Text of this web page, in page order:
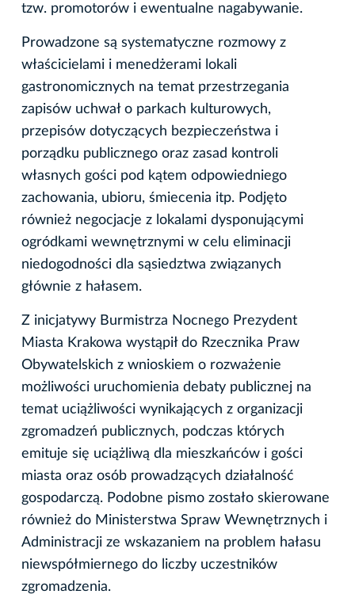
tzw. promotorów i ewentualne nagabywanie.
Prowadzone są systematyczne rozmowy z
właścicielami i menedżerami lokali
gastronomicznych na temat przestrzegania
zapisów uchwał o parkach kulturowych,
przepisów dotyczących bezpieczeństwa i
porządku publicznego oraz zasad kontroli
własnych gości pod kątem odpowiedniego
zachowania, ubioru, śmiecenia itp. Podjęto
również negocjacje z lokalami dysponującymi
ogródkami wewnętrznymi w celu eliminacji
niedogodności dla sąsiedztwa związanych
głównie z hałasem.
Z inicjatywy Burmistrza Nocnego Prezydent
Miasta Krakowa wystąpił do Rzecznika Praw
Obywatelskich z wnioskiem o rozważenie
możliwości uruchomienia debaty publicznej na
temat uciążliwości wynikających z organizacji
zgromadzeń publicznych, podczas których
emituje się uciążliwą dla mieszkańców i gości
miasta oraz osób prowadzących działalność
gospodarczą. Podobne pismo zostało skierowane
również do Ministerstwa Spraw Wewnętrznych i
Administracji ze wskazaniem na problem hałasu
niewspółmiernego do liczby uczestników
zgromadzenia.